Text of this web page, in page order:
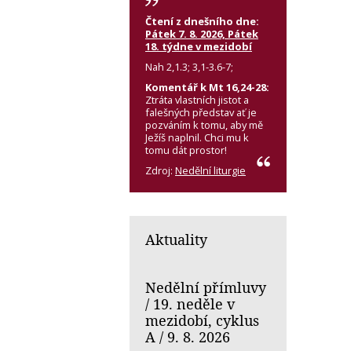
Čtení z dnešního dne:
Pátek 7. 8. 2026, Pátek
18. týdne v mezidobí
Nah 2,1.3; 3,1-3.6-7;
Komentář k Mt 16,24-28:
Ztráta vlastních jistot a
falešných představ ať je
pozváním k tomu, aby mě
Ježíš naplnil. Chci mu k
tomu dát prostor!
Zdroj: Nedělní liturgie
Aktuality
Nedělní přímluvy
/ 19. neděle v
mezidobí, cyklus
A / 9. 8. 2026